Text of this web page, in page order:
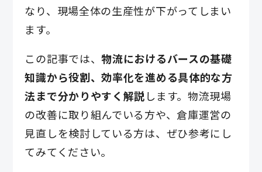
なり、現場全体の生産性が下がってしまい
ます。
この記事では、物流におけるバースの基礎
知識から役割、効率化を進める具体的な方
法まで分かりやすく解説します。物流現場
の改善に取り組んでいる方や、倉庫運営の
見直しを検討している方は、ぜひ参考にし
てみてください。